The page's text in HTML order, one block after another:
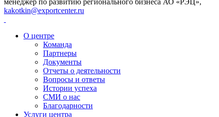
менеджер по развитию регионального бизнеса АО «РЭЦ»,
kakotkin@exportcenter.ru
О центре
Команда
Партнеры
Документы
Отчеты о деятельности
Вопросы и ответы
Истории успеха
СМИ о нас
Благодарности
Услуги центра